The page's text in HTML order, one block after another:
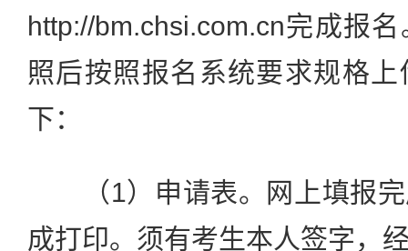
http://bm.chsi.com.cn完成报
照后按照报名系统要求规格
下：
（1）申请表。网上填报完
成打印。须有考生本人签字，